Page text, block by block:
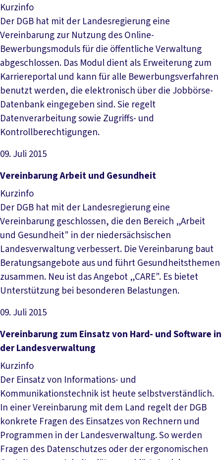
Kurzinfo
Der DGB hat mit der Landesregierung eine
Vereinbarung zur Nutzung des Online-
Bewerbungsmoduls für die öffentliche Verwaltung
abgeschlossen. Das Modul dient als Erweiterung zum
Karriereportal und kann für alle Bewerbungsverfahren
benutzt werden, die elektronisch über die Jobbörse-
Datenbank eingegeben sind. Sie regelt
Datenverarbeitung sowie Zugriffs- und
Kontrollberechtigungen.
09. Juli 2015
Datei herunterladen
Ver­ein­ba­rung Ar­beit und Ge­sund­heit
Kurzinfo
Der DGB hat mit der Landesregierung eine
Vereinbarung geschlossen, die den Bereich „Arbeit
und Gesundheit" in der niedersächsischen
Landesverwaltung verbessert. Die Vereinbarung baut
Beratungsangebote aus und führt Gesundheitsthemen
zusammen. Neu ist das Angebot „CARE". Es bietet
Unterstützung bei besonderen Belastungen.
09. Juli 2015
Datei herunterladen
Ver­ein­ba­rung zum Ein­satz von Hard- und Soft­wa­re in
der Lan­des­ver­wal­tung
Kurzinfo
Der Einsatz von Informations- und
Kommunikationstechnik ist heute selbstverständlich.
In einer Vereinbarung mit dem Land regelt der DGB
konkrete Fragen des Einsatzes von Rechnern und
Programmen in der Landesverwaltung. So werden
Fragen des Datenschutzes oder der ergonomischen